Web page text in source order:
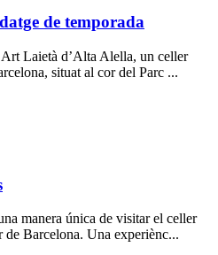
de temporada
Laietà d’Alta Alella, un celler
situat al cor del Parc ...
manera única de visitar el celler
Barcelona. Una experiènc...